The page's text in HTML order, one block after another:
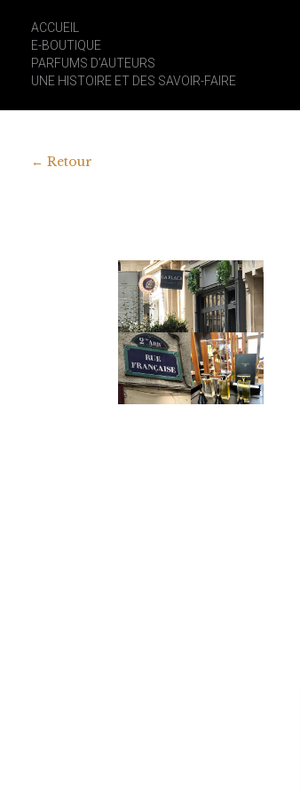
ACCUEIL
E-BOUTIQUE
PARFUMS D’AUTEURS
UNE HISTOIRE ET DES SAVOIR-FAIRE
← Retour